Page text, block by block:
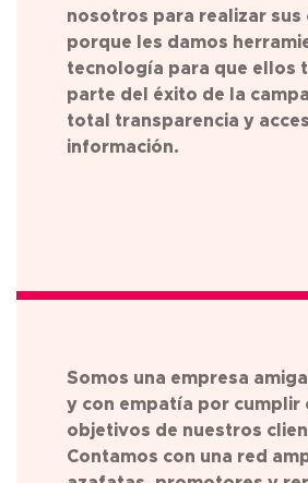
nosotros para realizar sus
porque les damos
tecnología para que ellos
parte del éxito de la
total transparencia y
información.
Somos una empresa
y con empatía por cumplir
objetivos de nuestros
Contamos con una red